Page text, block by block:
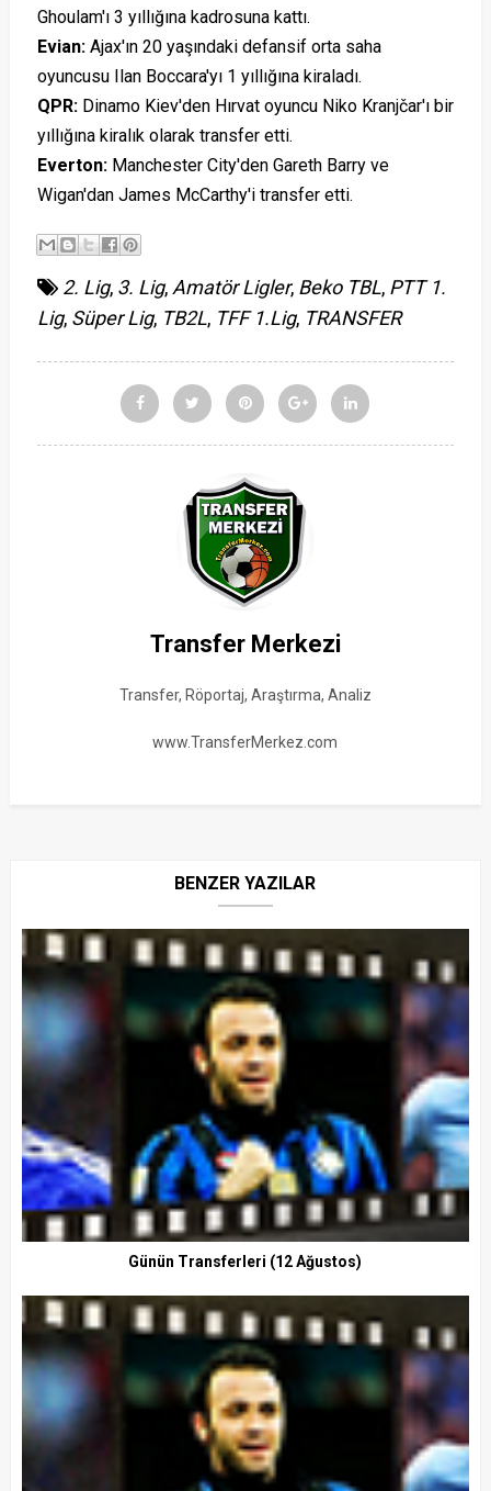
Ghoulam'ı 3 yıllığına kadrosuna kattı.
Evian:Ajax'ın 20 yaşındaki defansif orta saha
oyuncusu Ilan Boccara'yı 1 yıllığına kiraladı.
QPR:Dinamo Kiev'den Hırvat oyuncu Niko Kranjčar'ı bir
yıllığına kiralık olarak transfer etti.
Everton:Manchester City'den Gareth Barry ve
Wigan'dan James McCarthy'i transfer etti.
2. Lig, 3. Lig, Amatör Ligler, Beko TBL, PTT 1.
Lig, Süper Lig, TB2L, TFF 1.Lig, TRANSFER
Transfer Merkezi
Transfer, Röportaj, Araştırma, Analiz
www.TransferMerkez.com
BENZER YAZILAR
Günün Transferleri (12 Ağustos)